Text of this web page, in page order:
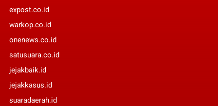
expost.co.id
warkop.co.id
onenews.co.id
satusuara.co.id
jejakbaik.id
jejakkasus.id
suaradaerah.id